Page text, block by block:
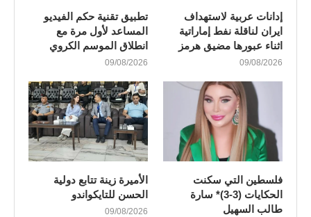
إدانات عربية لاستهداف
ايران لناقلة نفط إماراتية
اثناء عبورها مضيق هرمز
09/08/2026
تطبيق تقنية حكم الفيديو
المساعد لأول مرة مع
انطلاق الموسم الكروي
09/08/2026
فلسطين التي سكنت
الحكايات (3-3)* سارة
طالب السهيل
الأميرة زينة تتابع دولية
الحسن للتايكواندو
09/08/2026